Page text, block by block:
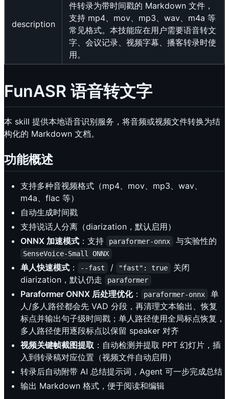
description
件转录为带时间戳的 Markdown 文件，
支持 mp4、mov、mp3、wav、m4a 等
常见格式。本技能应在用户需要语音转文
字、会议记录、视频字幕、播客转录时使
用。
FunASR 语音转文字
本 skill 提供本地语音识别服务，将音频或视频文件转换为结
构化的 Markdown 文档。
功能概述
支持多种音视频格式（mp4、mov、mp3、wav、
m4a、flac 等）
自动生成时间戳
支持说话人分离（diarization，默认启用）
ONNX 加速模式 ：支持 paraformer-onnx 与实验性的
SenseVoice-Small ONNX
单人快速模式 ： --fast / "fast": true
关闭
diarization，默认仍走
paraformer
Paraformer ONNX 后处理优化： paraformer-onnx
单
人/多人路径都会先 VAD 分段，再清理文本输出、恢复
标点并输出句子级时间戳；单人路径使用全局标点恢复，
多人路径使用逐段标点以保留 speaker 对齐
视频关键帧截图提取 ：自动检测并提取 PPT 幻灯片，插
入到转录稿对应位置（视频文件自动启用）
转录后自动附带 AI 总结提示词，Agent 可一步完成总结
输出 Markdown 格式，便于阅读和编辑